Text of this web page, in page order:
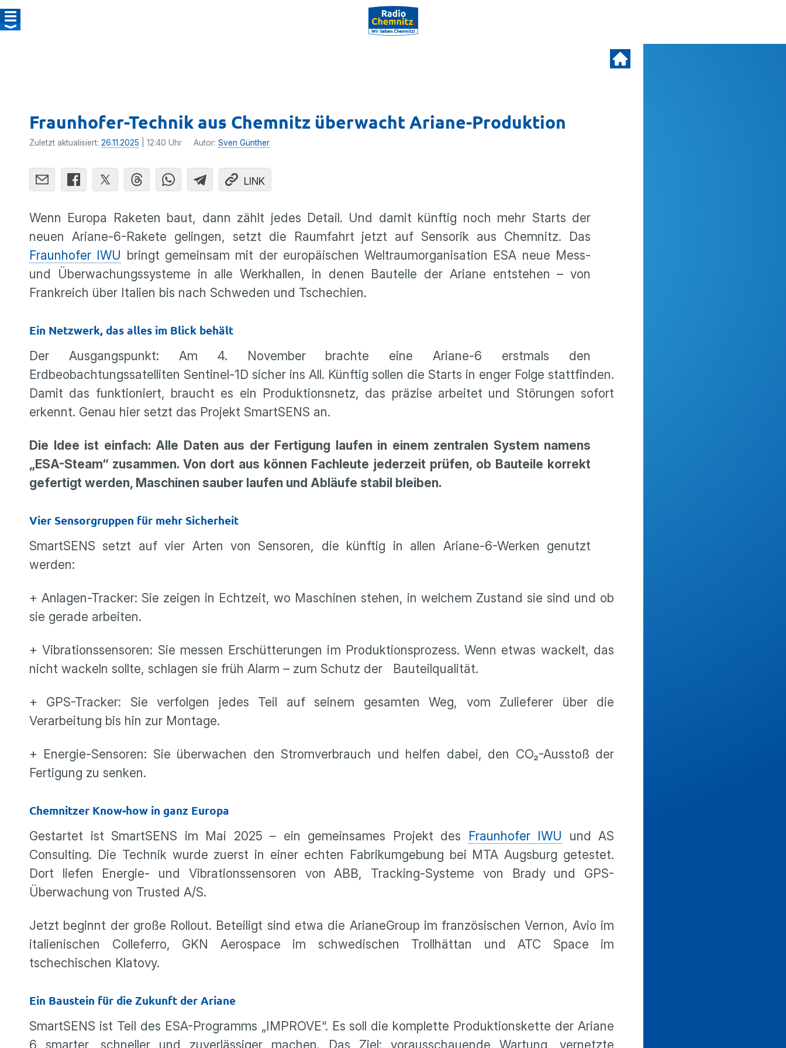
Fraunhofer-Technik aus Chemnitz überwacht Ariane-Produktion
Zuletzt aktualisiert: 26.11.2025 | 12:40 Uhr Autor: Sven Günther
LINK
Wenn Europa Raketen baut, dann zählt jedes Detail. Und damit künftig noch mehr Starts der
neuen Ariane-6-Rakete gelingen, setzt die Raumfahrt jetzt auf Sensorik aus Chemnitz. Das
Fraunhofer IWU bringt gemeinsam mit der europäischen Weltraumorganisation ESA neue Mess-
und Überwachungssysteme in alle Werkhallen, in denen Bauteile der Ariane entstehen – von
Frankreich über Italien bis nach Schweden und Tschechien.
Ein Netzwerk, das alles im Blick behält
Der Ausgangspunkt: Am 4. November brachte eine Ariane-6 erstmals den
Erdbeobachtungssatelliten Sentinel-1D sicher ins All. Künftig sollen die Starts in enger Folge stattfinden.
Damit das funktioniert, braucht es ein Produktionsnetz, das präzise arbeitet und Störungen sofort
erkennt. Genau hier setzt das Projekt SmartSENS an.
Die Idee ist einfach: Alle Daten aus der Fertigung laufen in einem zentralen System namens
„ESA-Steam“ zusammen. Von dort aus können Fachleute jederzeit prüfen, ob Bauteile korrekt
gefertigt werden, Maschinen sauber laufen und Abläufe stabil bleiben.
Vier Sensorgruppen für mehr Sicherheit
SmartSENS setzt auf vier Arten von Sensoren, die künftig in allen Ariane-6-Werken genutzt
werden:
+ Anlagen-Tracker: Sie zeigen in Echtzeit, wo Maschinen stehen, in welchem Zustand sie sind und ob
sie gerade arbeiten.
+ Vibrationssensoren: Sie messen Erschütterungen im Produktionsprozess. Wenn etwas wackelt, das
nicht wackeln sollte, schlagen sie früh Alarm – zum Schutz der Bauteilqualität.
+ GPS-Tracker: Sie verfolgen jedes Teil auf seinem gesamten Weg, vom Zulieferer über die
Verarbeitung bis hin zur Montage.
+ Energie-Sensoren: Sie überwachen den Stromverbrauch und helfen dabei, den CO₂-Ausstoß der
Fertigung zu senken.
Chemnitzer Know-how in ganz Europa
Gestartet ist SmartSENS im Mai 2025 – ein gemeinsames Projekt des Fraunhofer IWU und AS
Consulting. Die Technik wurde zuerst in einer echten Fabrikumgebung bei MTA Augsburg getestet.
Dort liefen Energie- und Vibrationssensoren von ABB, Tracking-Systeme von Brady und GPS-
Überwachung von Trusted A/S.
Jetzt beginnt der große Rollout. Beteiligt sind etwa die ArianeGroup im französischen Vernon, Avio im
italienischen Colleferro, GKN Aerospace im schwedischen Trollhättan und ATC Space im
tschechischen Klatovy.
Ein Baustein für die Zukunft der Ariane
SmartSENS ist Teil des ESA-Programms „IMPROVE“. Es soll die komplette Produktionskette der Ariane
6 smarter, schneller und zuverlässiger machen. Das Ziel: vorausschauende Wartung, vernetzte